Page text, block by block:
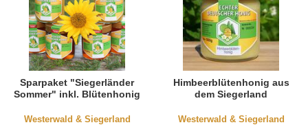
Sparpaket "Siegerländer
Sommer" inkl. Blütenhonig
Westerwald & Siegerland
Himbeerblütenhonig aus
dem Siegerland
Westerwald & Siegerland